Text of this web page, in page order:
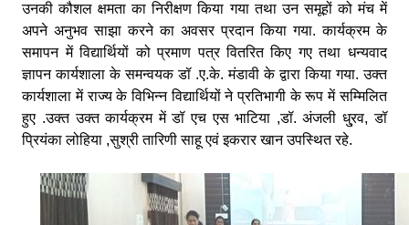
उनकी कौशल क्षमता का निरीक्षण किया गया तथा उन समूहों को मंच में
अपने अनुभव साझा करने का अवसर प्रदान किया गया. कार्यक्रम के
समापन में विद्यार्थियों को प्रमाण पत्र वितरित किए गए तथा धन्यवाद
ज्ञापन कार्यशाला के समन्वयक डॉ .ए.के. मंडावी के द्वारा किया गया. उक्त
कार्यशाला में राज्य के विभिन्न विद्यार्थियों ने प्रतिभागी के रूप में सम्मिलित
हुए .उक्त उक्त कार्यक्रम में डॉ एच एस भाटिया ,डॉ. अंजली धु्रव, डॉ
प्रियंका लोहिया ,सुश्री तारिणी साहू एवं इकरार खान उपस्थित रहे.